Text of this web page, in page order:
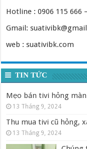
Hotline : 0906 115 666
Gmail:
web : suativibk.com
TIN TỨC
Mẹo bán tivi hỏng
13 Tháng 9, 2024
Thu mua tivi cũ hỏng,
13 Tháng 9, 2024